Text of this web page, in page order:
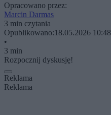
Opracowano przez:
Marcin Darmas
3 min czytania
Opublikowano:18.05.2026 10:48
•
3 min
Rozpocznij dyskusję!
Reklama
Reklama